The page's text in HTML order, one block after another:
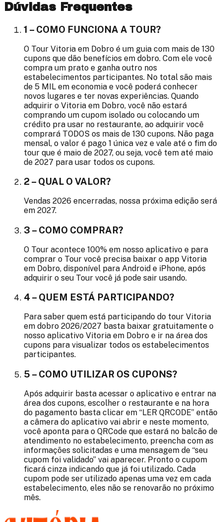
Dúvidas Frequentes
1 – COMO FUNCIONA A TOUR?
O Tour Vitoria em Dobro é um guia com mais de 130
cupons que dão benefícios em dobro. Com ele você
compra um prato e ganha outro nos
estabelecimentos participantes. No total são mais
de 5 MIL em economia e você poderá conhecer
novos lugares e ter novas experiências. Quando
adquirir o Vitoria em Dobro, você não estará
comprando um cupom isolado ou colocando um
crédito pra usar no restaurante, ao adquirir você
comprará TODOS os mais de 130 cupons. Não paga
mensal, o valor é pago 1 única vez e vale até o fim do
tour que é maio de 2027, ou seja, você tem até maio
de 2027 para usar todos os cupons.
2 – QUAL O VALOR?
Vendas 2026 encerradas, nossa próxima edição será
em 2027.
3 – COMO COMPRAR?
O Tour acontece 100% em nosso aplicativo e para
comprar o Tour você precisa baixar o app Vitoria
em Dobro, disponível para Android e iPhone, após
adquirir o seu Tour você já pode sair usando.
4 – QUEM ESTÁ PARTICIPANDO?
Para saber quem está participando do tour Vitoria
em dobro 2026/2027 basta baixar gratuitamente o
nosso aplicativo Vitoria em Dobro e ir na área dos
cupons para visualizar todos os estabelecimentos
participantes.
5 – COMO UTILIZAR OS CUPONS?
Após adquirir basta acessar o aplicativo e entrar na
área dos cupons, escolher o restaurante e na hora
do pagamento basta clicar em “LER QRCODE” então
a câmera do aplicativo vai abrir e neste momento,
você aponta para o QRCode que estará no balcão de
atendimento no estabelecimento, preencha com as
informações solicitadas e uma mensagem de “seu
cupom foi validado” vai aparecer. Pronto o cupom
ficará cinza indicando que já foi utilizado. Cada
cupom pode ser utilizado apenas uma vez em cada
estabelecimento, eles não se renovarão no próximo
mês.